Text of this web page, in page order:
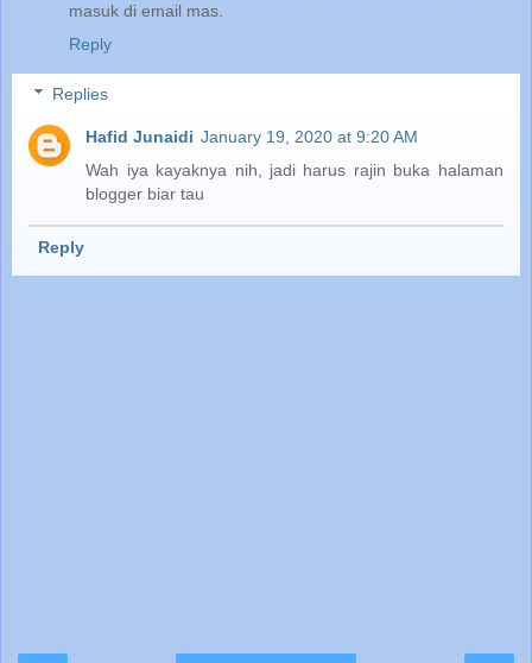
masuk di email mas.
Reply
Replies
Hafid Junaidi January 19, 2020 at 9:20 AM
Wah iya kayaknya nih, jadi harus rajin buka halaman
blogger biar tau
Reply